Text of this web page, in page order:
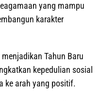
yang mampu
karakter
Tahun Baru
kepedulian sosial
ke arah yang positif.